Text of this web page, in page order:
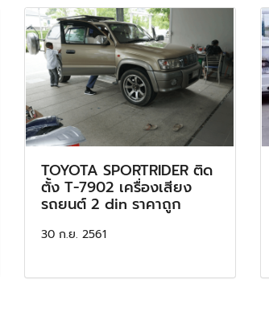
TOYOTA SPORTRIDER ติด
ตั้ง T-7902 เครื่องเสียง
รถยนต์ 2 din ราคาถูก
30 ก.ย. 2561